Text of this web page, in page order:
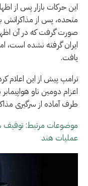
این حرکات بازار پس از
متحده، پس از مذاکراتش
صورت گرفت که در آن
ایران گرفته نشده است،
یافت.
ترامپ پیش از این اعلام
اعزام دومین ناو
طرف آماده از سرگیری
موضوعات مرتبط:
عملیات هند